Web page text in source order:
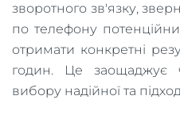
зворотного зв'язку,
по телефону
отримати конкретні
годин. Це заощаджує
вибору надійної та